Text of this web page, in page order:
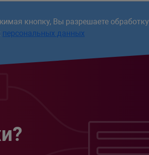
кнопку, Вы разрешаете обработку
персональных данных